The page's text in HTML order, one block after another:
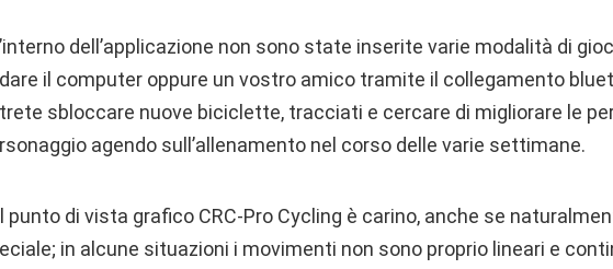
dell’applicazione non sono state inserite varie modalità di
il computer oppure un vostro amico tramite il collegamento
sbloccare nuove biciclette, tracciati e cercare di migliorare le
agendo sull’allenamento nel corso delle varie settimane.
punto di vista grafico CRC-Pro Cycling è carino, anche se
in alcune situazioni i movimenti non sono proprio lineari e